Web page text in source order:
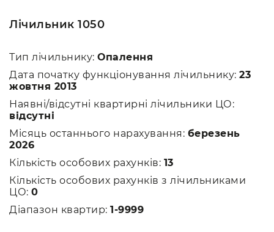
Лічильник 1050
Тип лічильнику: Опалення
Дата початку функціонування лічильнику: 23
жовтня 2013
Наявні/відсутні квартирні лічильники ЦО:
відсутні
Місяць останнього нарахування: березень
2026
Кількість особових рахунків: 13
Кількість особових рахунків з лічильниками
ЦО: 0
Діапазон квартир: 1-9999